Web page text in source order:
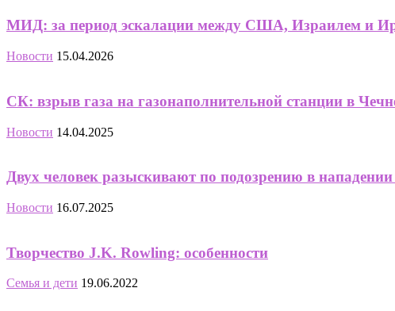
МИД: за период эскалации между США, Израилем и
Новости 15.04.2026
СК: взрыв газа на газонаполнительной станции в
Новости 14.04.2025
Двух человек разыскивают по подозрению в
Новости 16.07.2025
Творчество J.K. Rowling: особенности
Семья и дети 19.06.2022